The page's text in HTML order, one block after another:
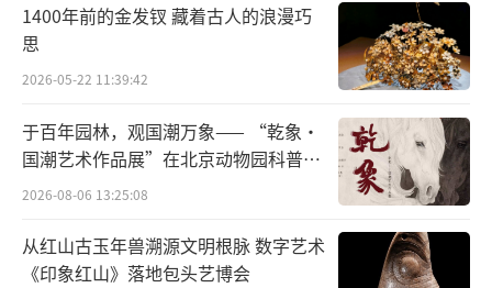
1400年前的金发钗 藏着古人的浪漫巧
思
2026-05-22 11:39:42
于百年园林，观国潮万象—— “乾象·
国潮艺术作品展”在北京动物园科普馆
机动展厅开展
2026-08-06 13:25:08
从红山古玉年兽溯源文明根脉 数字艺术
《印象红山》落地包头艺博会